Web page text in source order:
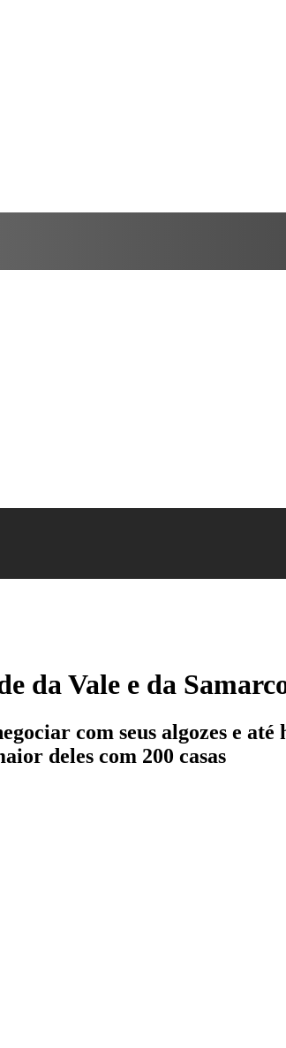
da Vale e da
com seus algozes e até
deles com 200 casas